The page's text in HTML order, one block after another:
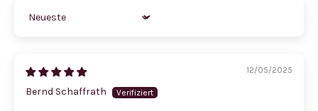
Sort by
12/05/2025
Bernd Schaffrath